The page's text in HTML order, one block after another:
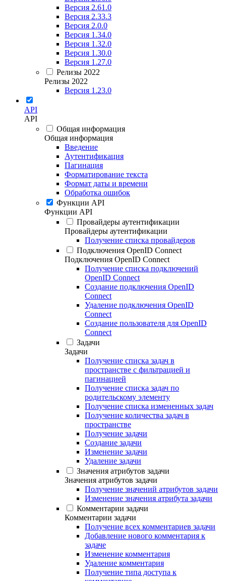
Версия 2.61.0
Версия 2.33.3
Версия 2.0.0
Версия 1.34.0
Версия 1.32.0
Версия 1.30.0
Версия 1.27.0
Релизы 2022
Релизы 2022
Версия 1.23.0
API
API
Общая информация
Общая информация
Введение
Аутентификация
Пагинация
Форматирование текста
Формат даты и времени
Обработка ошибок
Функции API
Функции API
Провайдеры аутентификации
Провайдеры аутентификации
Получение списка провайдеров
Подключения OpenID Connect
Подключения OpenID Connect
Получение списка подключений
OpenID Connect
Создание подключения OpenID
Connect
Удаление подключения OpenID
Connect
Создание пользователя для OpenID
Connect
Задачи
Задачи
Получение списка задач в
пространстве с фильтрацией и
пагинацией
Получение списка задач по
родительскому элементу
Получение списка измененных задач
Получение количества задач в
пространстве
Получение задачи
Создание задачи
Изменение задачи
Удаление задачи
Значения атрибутов задачи
Значения атрибутов задачи
Получение значений атрибутов задачи
Изменение значения атрибута задачи
Комментарии задачи
Комментарии задачи
Получение всех комментариев задачи
Добавление нового комментария к
задаче
Изменение комментария
Удаление комментария
Получение типа доступа к